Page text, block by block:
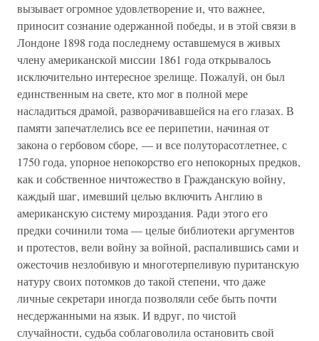
вызывает огромное удовлетворение и, что важнее,
приносит сознание одержанной победы, и в этой связи в
Лондоне 1898 года последнему оставшемуся в живых
члену американской миссии 1861 года открывалось
исключительно интересное зрелище. Пожалуй, он был
единственным на свете, кто мог в полной мере
насладиться драмой, разворачивавшейся на его глазах. В
памяти запечатлелись все ее перипетии, начиная от
закона о гербовом сборе, — и все полуторасотлетнее, с
1750 года, упорное непокорство его непокорных предков,
как и собственное ничтожество в Гражданскую войну,
каждый шаг, имевший целью включить Англию в
американскую систему мироздания. Ради этого его
предки сочинили тома — целые библиотеки аргументов
и протестов, вели войну за войной, распалившись сами и
ожесточив незлобивую и многотерпеливую пуританскую
натуру своих потомков до такой степени, что даже
личные секретари иногда позволяли себе быть почти
несдержанными на язык. И вдруг, по чистой
случайности, судьба соблаговолила остановить свой